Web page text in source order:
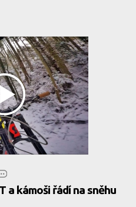
a kámoši řádí na sněhu